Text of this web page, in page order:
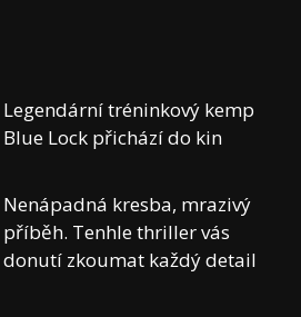
Legendární tréninkový kemp
Blue Lock přichází do kin
Nenápadná kresba, mrazivý
příběh. Tenhle thriller vás
donutí zkoumat každý detail